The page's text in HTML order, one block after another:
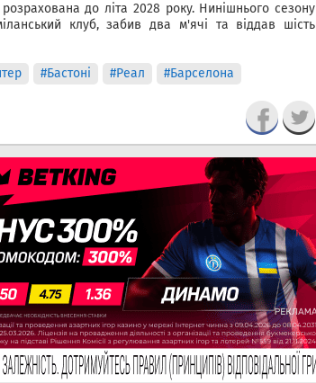
до літа 2028 року. Нинішнього сезону
клуб, забив два м'ячі та віддав шість
#Бастоні #Реал #Барселона